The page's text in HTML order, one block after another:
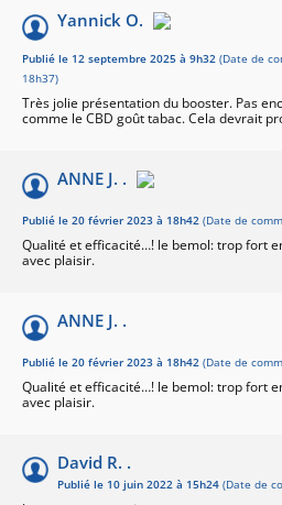
/10
Basé sur 23 avis
Yannick O.
Publié le 12 septembre 2025 à 9h32 (Date de
18h37)
Très jolie présentation du booster. Pas
comme le CBD goût tabac. Cela devrait
ANNE J. .
Publié le 20 février 2023 à 18h42 (Date de
Qualité et efficacité…! le bemol: trop fort
avec plaisir.
ANNE J. .
Publié le 20 février 2023 à 18h42 (Date de
Qualité et efficacité…! le bemol: trop fort
avec plaisir.
David R. .
Publié le 10 juin 2022 à 15h24 (Date de